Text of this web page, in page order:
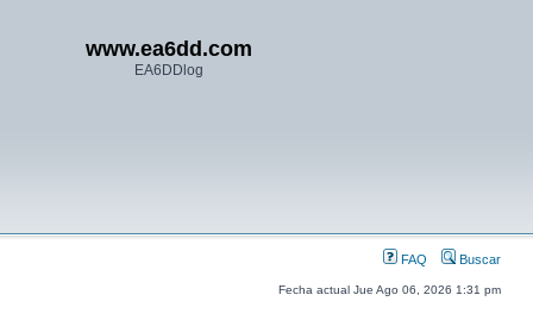
www.ea6dd.com
EA6DDlog
FAQ Buscar
Fecha actual Jue Ago 06, 2026 1:31 pm